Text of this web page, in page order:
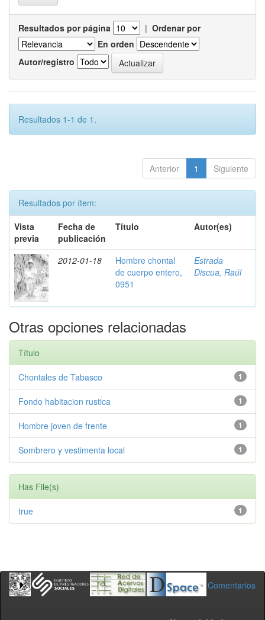
Resultados por página | Ordenar por
En orden
Autor/registro
Resultados 1-1 de 1.
Anterior 1 Siguiente
Resultados por ítem:
Vista
previa
Fecha de
publicación
Título Autor(es)
2012-01-18
Hombre chontal
de cuerpo entero,
0951
Estrada
Discua, Raúl
Otras opciones relacionadas
Título
1
Chontales de Tabasco
1
Fondo habitacion rustica
1
Hombre joven de frente
1
Sombrero y vestimenta local
Has File(s)
1
true
Comentarios